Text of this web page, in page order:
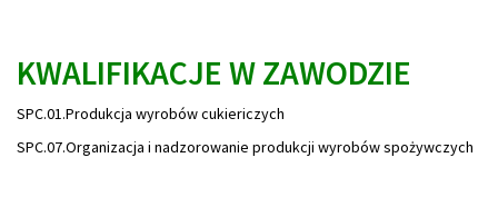
KWALIFIKACJE W ZAWODZIE
SPC.01.Produkcja wyrobów cukiericzych
SPC.07.Organizacja i nadzorowanie produkcji wyrobów spożywczych